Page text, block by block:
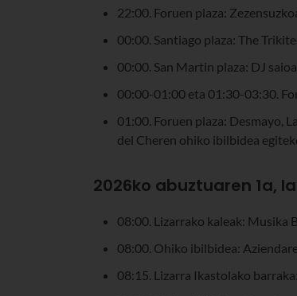
22:00. Foruen plaza:
00:00. Santiago plaza: The
00:00. San Martin plaza: DJ
00:00-01:00 eta 01:30-03:30.
01:00. Foruen plaza: Desmayo,
del Cheren ohiko ibilbidea
2026ko abuztuaren 1a,
08:00. Lizarrako kaleak: Musika
08:00. Ohiko ibilbidea:
08:15. Lizarra Ikastolako